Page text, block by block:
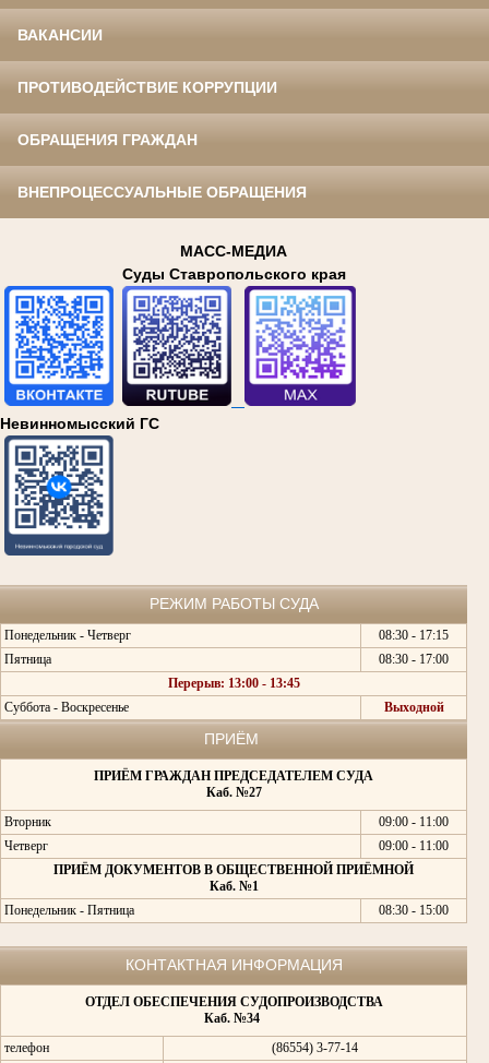
ВАКАНСИИ
ПРОТИВОДЕЙСТВИЕ КОРРУПЦИИ
ОБРАЩЕНИЯ ГРАЖДАН
ВНЕПРОЦЕССУАЛЬНЫЕ ОБРАЩЕНИЯ
МАСС-МЕДИА
Суды Ставропольского края
Невинномысский ГС
РЕЖИМ РАБОТЫ СУДА
Понедельник - Четверг
08:30 - 17:15
Пятница
08:30 - 17:00
Перерыв: 13:00 - 13:45
Суббота - Воскресенье
Выходной
ПРИЁМ
ПРИЁМ ГРАЖДАН ПРЕДСЕДАТЕЛЕМ СУДА
Каб. №27
Вторник
09:00 - 11:00
Четверг
09:00 - 11:00
ПРИЁМ ДОКУМЕНТОВ В ОБЩЕСТВЕННОЙ ПРИЁМНОЙ
Каб. №1
Понедельник - Пятница
08:30 - 15:00
КОНТАКТНАЯ ИНФОРМАЦИЯ
ОТДЕЛ ОБЕСПЕЧЕНИЯ СУДОПРОИЗВОДСТВА
Каб. №34
телефон
(86554) 3-77-14